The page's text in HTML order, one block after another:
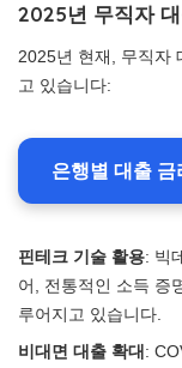
2025년 무직자
2025년 현재, 무직자
고 있습니다:
은행별 대출
핀테크 기술 활용: 빅
어, 전통적인 소득 증
루어지고 있습니다.
비대면 대출 확대 :